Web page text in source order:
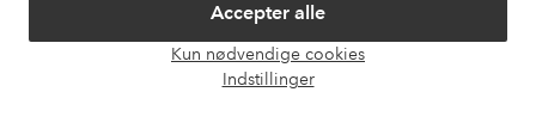
Accepter alle
Kun nødvendige cookies
Indstillinger